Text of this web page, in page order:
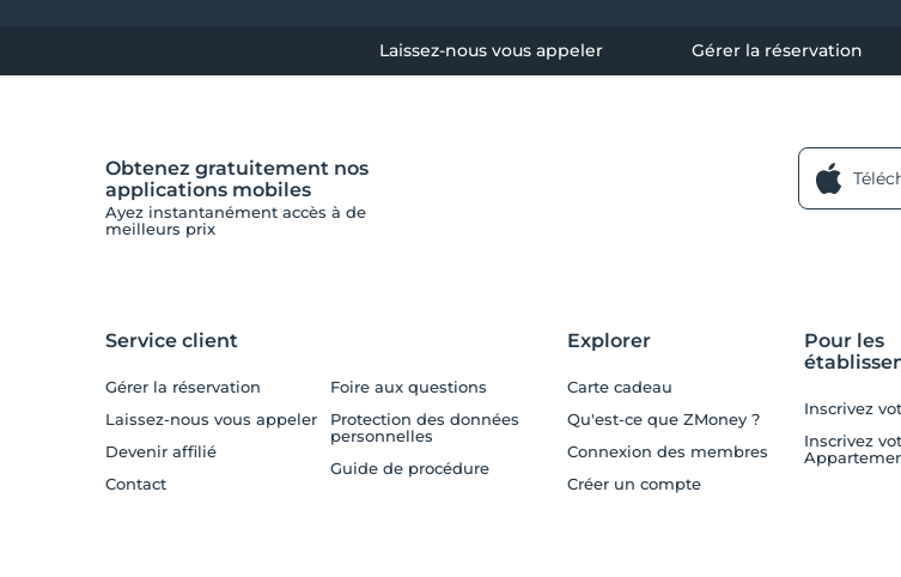
Laissez-nous vous appeler Gérer la réservation
Obtenez gratuitement nos
applications mobiles
Ayez instantanément accès à de
meilleurs prix
Service client
Gérer la réservation
Laissez-nous vous appeler
Devenir affilié
Contact
Foire aux questions
Protection des données
personnelles
Guide de procédure
Explorer
Carte cadeau
Qu'est-ce que ZMoney ?
Connexion des membres
Créer un compte
Pour les
Inscrivez
Inscrivez